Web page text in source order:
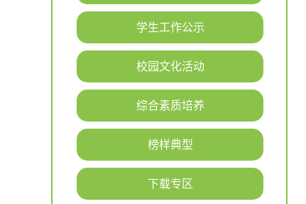
学生工作公示
校园文化活动
综合素质培养
榜样典型
下载专区